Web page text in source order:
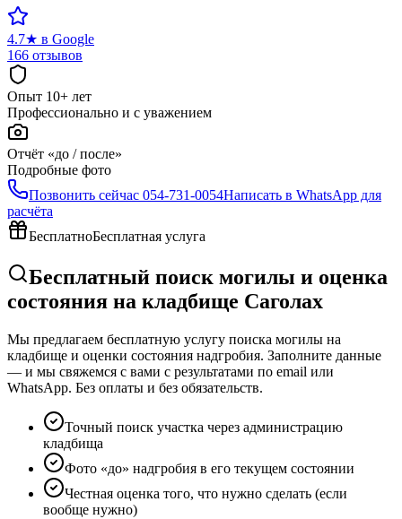
4.7★ в Google
166 отзывов
Опыт 10+ лет
Профессионально и с уважением
Отчёт «до / после»
Подробные фото
Позвонить сейчас 054-731-0054Написать в WhatsApp для
расчёта
БесплатноБесплатная услуга
Бесплатный поиск могилы и оценка
состояния на кладбище Саголах
Мы предлагаем бесплатную услугу поиска могилы на
кладбище и оценки состояния надгробия. Заполните данные
— и мы свяжемся с вами с результатами по email или
WhatsApp. Без оплаты и без обязательств.
Точный поиск участка через администрацию
кладбища
Фото «до» надгробия в его текущем состоянии
Честная оценка того, что нужно сделать (если
вообще нужно)